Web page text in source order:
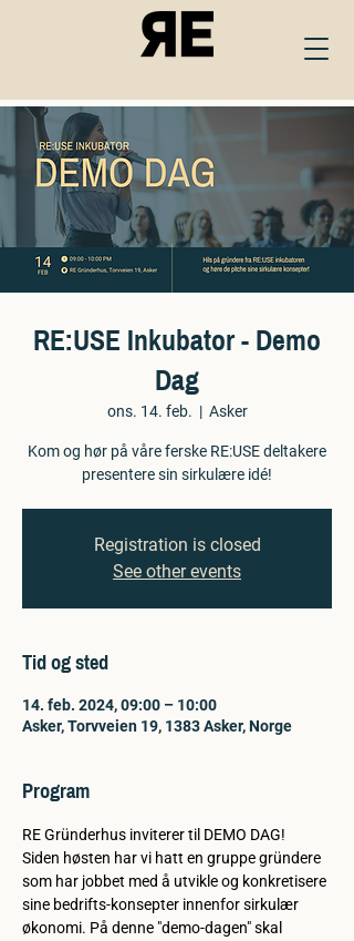
RE:USE Inkubator - Demo
Dag
ons. 14. feb.
  |
Asker
Kom og hør på våre ferske RE:USE deltakere
presentere sin sirkulære idé!
Registration is closed
See other events
Tid og sted
14. feb. 2024, 09:00 – 10:00
Asker, Torvveien 19, 1383 Asker, Norge
Program
RE Gründerhus inviterer til DEMO DAG!
Siden høsten har vi hatt en gruppe gründere
som har jobbet med å utvikle og konkretisere
sine bedrifts-konsepter innenfor sirkulær
økonomi. På denne "demo-dagen" skal